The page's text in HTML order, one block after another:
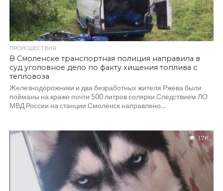
ПРОИСШЕСТВИЯ
В Смоленске транспортная полиция направила в
суд уголовное дело по факту хищения топлива с
тепловоза
Железнодорожники и два безработных жителя Ржева были
пойманы на краже почти 500 литров солярки Следствием ЛО
МВД России на станции Смоленск направлено...
1.7K